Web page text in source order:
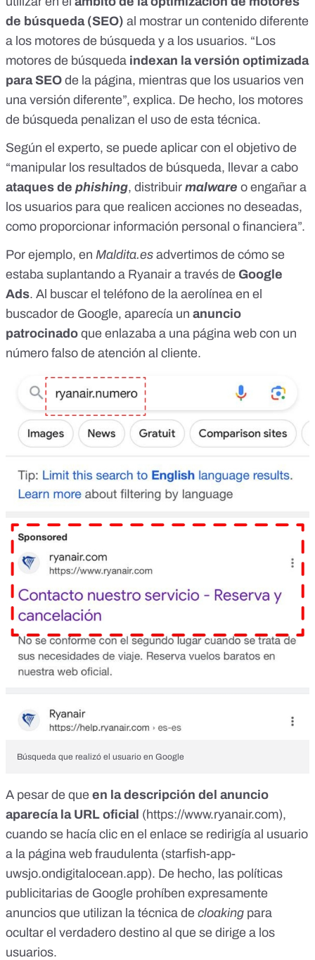
de búsqueda (SEO) al mostrar un contenido diferente
a los motores de búsqueda y a los usuarios. “Los
motores de búsqueda indexan la versión optimizada
para SEO de la página, mientras que los usuarios ven
una versión diferente”, explica. De hecho, los motores
de búsqueda penalizan el uso de esta técnica.
Según el experto, se puede aplicar con el objetivo de
“manipular los resultados de búsqueda, llevar a cabo
ataques de phishing, distribuir malware o engañar a
los usuarios para que realicen acciones no deseadas,
como proporcionar información personal o financiera”.
Por ejemplo, en Maldita.es advertimos de cómo se
estaba suplantando a Ryanair a través de Google
Ads. Al buscar el teléfono de la aerolínea en el
buscador de Google, aparecía un anuncio
patrocinado que enlazaba a una página web con un
número falso de atención al cliente.
Búsqueda que realizó el usuario en Google
A pesar de que en la descripción del anuncio
aparecía la URL oficial (https://www.ryanair.com),
cuando se hacía clic en el enlace se redirigía al usuario
a la página web fraudulenta (starfish-app-
uwsjo.ondigitalocean.app). De hecho, las políticas
publicitarias de Google prohíben expresamente
anuncios que utilizan la técnica de cloaking para
ocultar el verdadero destino al que se dirige a los
usuarios.